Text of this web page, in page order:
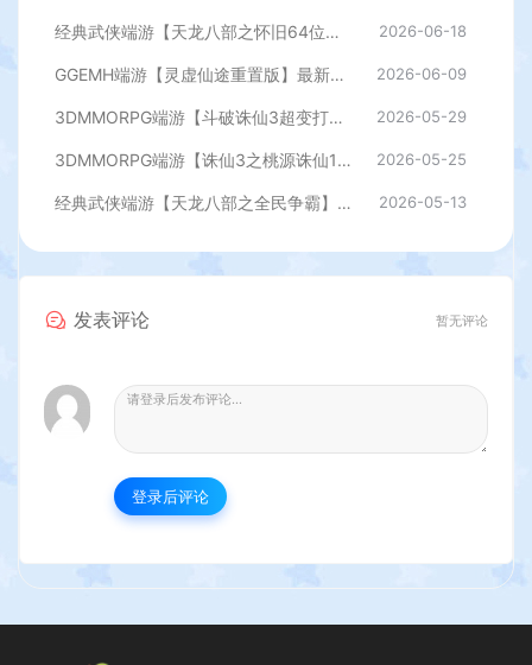
经典武侠端游【天龙八部之怀旧64位源端洛洛1.9】最新整理单机一键即玩镜像端+Linux手工服务端+PC客户端+GM工具+网页注册+详细搭建教程 2026-06-18
GGEMH端游【灵虚仙途重置版】最新整理WIN系服务端+PC客户端+网关+内置GM+详细搭建教程+全套源码 2026-06-09
3DMMORPG端游【斗破诛仙3超变打金18职业精修版】最新整理单机一键即玩镜像端+Linux手工服务端+GM工具+网页注册+PC客户端+详细搭建教程 2026-05-29
3DMMORPG端游【诛仙3之桃源诛仙18职业精修版】最新整理单机一键即玩镜像端+Linux手工服务端+GM工具+网页注册+PC客户端+详细搭建教程 2026-05-25
经典武侠端游【天龙八部之全民争霸】最新整理单机一键即玩镜像端+Linux手工服务端+PC客户端+GM工具+详细搭建教程 2026-05-13
发表评论 暂无评论
登录后评论